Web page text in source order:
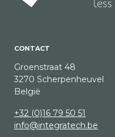
CONTACT
Groenstraat 48
3270 Scherpenheuvel
België
+32 (0)16 79 50 51
info@integratech.be